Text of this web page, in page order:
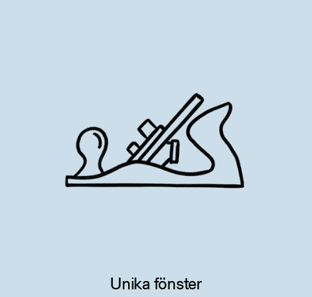
Unika fönster